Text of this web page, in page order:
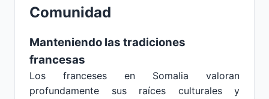
Comunidad
Manteniendo las tradiciones
francesas
Los franceses en Somalia valoran
profundamente sus raíces culturales y